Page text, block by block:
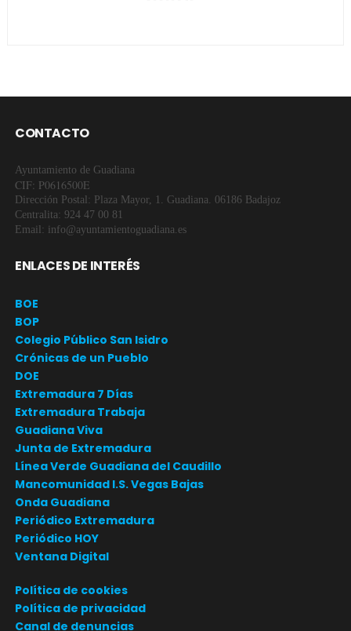
CONTACTO
Ayuntamiento de Guadiana
CIF: P0616500E
Dirección Postal: Plaza Mayor, 1. Guadiana. 06186 Badajoz
Centralita: 924 47 00 81
Email: info@ayuntamientoguadiana.es
ENLACES DE INTERÉS
BOE
BOP
Colegio Público San Isidro
Crónicas de un Pueblo
DOE
Extremadura 7 Días
Extremadura Trabaja
Guadiana Viva
Junta de Extremadura
Línea Verde Guadiana del Caudillo
Mancomunidad I.S. Vegas Bajas
Onda Guadiana
Periódico Extremadura
Periódico HOY
Ventana Digital
Política de cookies
Política de privacidad
Canal de denuncias